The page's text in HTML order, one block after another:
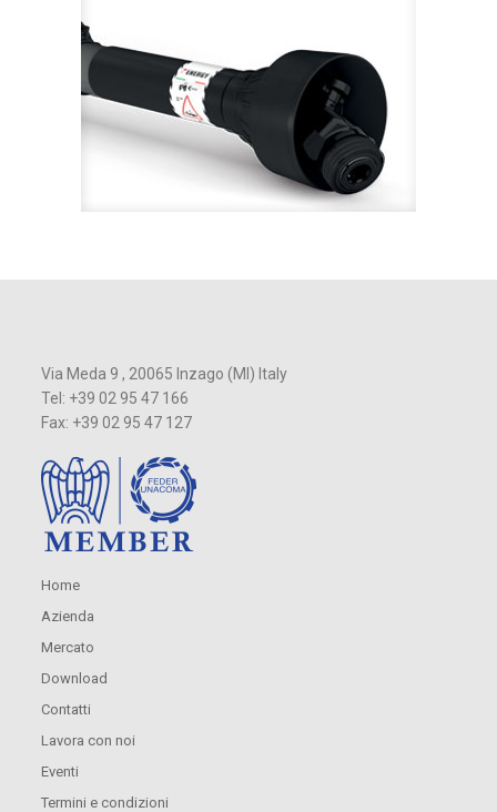
Via Meda 9 , 20065 Inzago (MI) Italy
Tel: +39 02 95 47 166
Fax: +39 02 95 47 127
Home
Azienda
Mercato
Download
Contatti
Lavora con noi
Eventi
Termini e condizioni